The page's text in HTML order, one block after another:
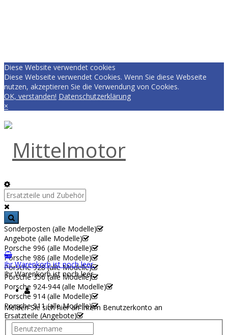
Diese Website verwendet cookies
Diese Webseite verwendet Cookies. Wenn Sie diese Webseite
nutzen, akzeptieren Sie die Verwendung von Cookies.
OK, verstanden! Datenschutzerklärung
×
Sonderposten (alle Modelle)
Angebote (alle Modelle)
Porsche 996 (alle Modelle)
Porsche 986 (alle Modelle)
Porsche 928 (alle Modelle)
Porsche 356 (alle Modelle)
Porsche 924-944 (alle Modelle)
Porsche 914 (alle Modelle)
Porsche 911 (alle Modelle)
Ersatzteile (Angebote)
Ihr Warenkorb ist noch leer.
Ihr Warenkorb ist noch leer.
Melden Sie sich hier an Ihrem Benutzerkonto an